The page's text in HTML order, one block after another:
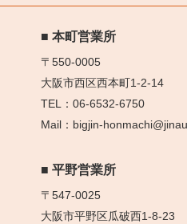
本町営業所
〒550-0005
大阪市西区西本町1-2-14
06-6532-6750
bigjin-
平野営業所
〒547-0025
大阪市平野区瓜破西1-8-23